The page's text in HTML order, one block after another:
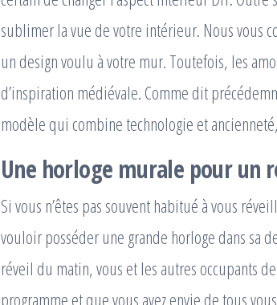
sublimer la vue de votre intérieur. Nous vous
un design voulu à votre mur. Toutefois, les
d’inspiration médiévale. Comme dit
modèle qui combine technologie et
Une horloge murale pour un
Si vous n’êtes pas souvent habitué à vous
vouloir posséder une grande horloge dans sa
réveil du matin, vous et les autres occupants
programme et que vous avez envie de tous